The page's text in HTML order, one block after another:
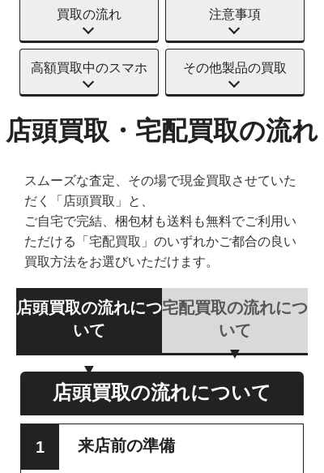
買取の流れ 注意事項
高額買取中のスマホ その他製品の買取
店頭買取・宅配買取の流れ
スムーズな査定、その場で現金買取させていた
だく「店頭買取」と、
ご自宅で完結、梱包材も送料も無料でご利用い
ただける「宅配買取」のいずれかご都合の良い
買取方法をお選びいただけます。
店頭買取の流れにつ
いて
宅配買取の流れにつ
いて
店頭買取の流れについて
来店前の準備